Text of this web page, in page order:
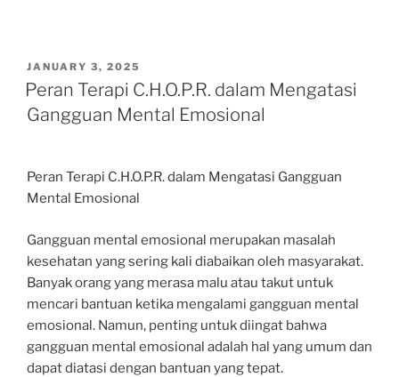
POSTED
ON
JANUARY 3, 2025
Peran Terapi C.H.O.P.R. dalam Mengatasi
Gangguan Mental Emosional
Peran Terapi C.H.O.P.R. dalam Mengatasi Gangguan
Mental Emosional
Gangguan mental emosional merupakan masalah
kesehatan yang sering kali diabaikan oleh masyarakat.
Banyak orang yang merasa malu atau takut untuk
mencari bantuan ketika mengalami gangguan mental
emosional. Namun, penting untuk diingat bahwa
gangguan mental emosional adalah hal yang umum dan
dapat diatasi dengan bantuan yang tepat.